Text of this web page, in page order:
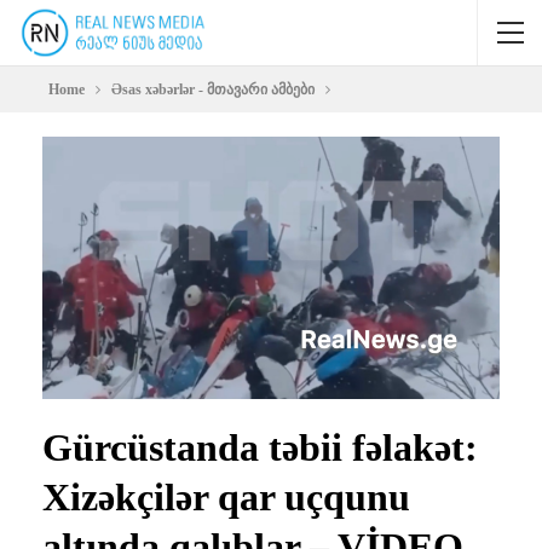
Home Əsas xəbərlər - მთავარი ამბები
Gürcüstanda təbii fəlakət:
Xizəkçilər qar uçqunu